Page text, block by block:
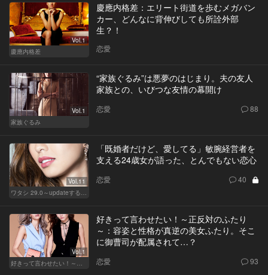
Vol.1
慶應内格差
慶應内格差：エリート街道を歩むメガバン
カー、どんなに背伸びしても所詮外部
生？！
恋愛
Vol.1
家族ぐるみ
“家族ぐるみ”は悪夢のはじまり。夫の友人
家族との、いびつな友情の幕開け
恋愛 88
Vol.11
「既婚者だけど、愛してる」敏腕経営者を
支える24歳女が語った、とんでもない恋心
恋愛 40
Vol.1
好きって言わせたい！～正反対のふたり
～：容姿と性格が真逆の美女ふたり。そこ
に御曹司が配属されて…？
恋愛 93